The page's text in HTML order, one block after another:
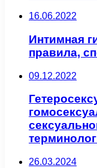
16.06.2022
Интимная
правила,
09.12.2022
26.03.2024